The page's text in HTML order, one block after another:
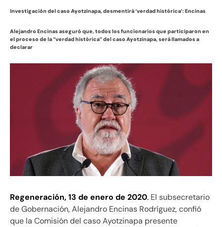
Investigación del caso Ayotzinapa, desmentirá ‘verdad histórica’: Encinas
Alejandro Encinas aseguró que, todos los funcionarios que participaron en
el proceso de la “verdad histórica” del caso Ayotzinapa, será llamados a
declarar
Regeneración, 13 de enero de 2020. El subsecretario
de Gobernación, Alejandro Encinas Rodríguez, confió
que la Comisión del caso Ayotzinapa presente